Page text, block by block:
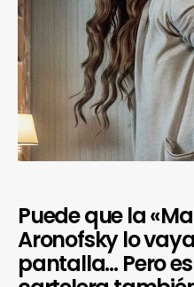
Puede que la
Aronofsky lo
pantalla… Pero